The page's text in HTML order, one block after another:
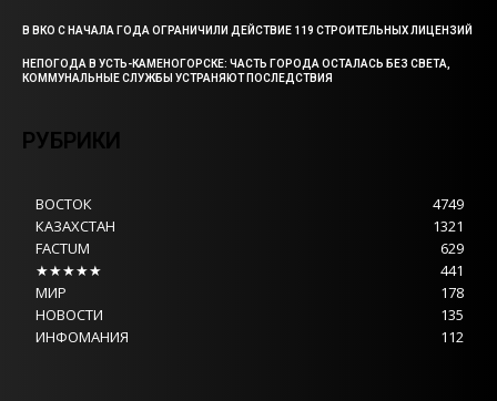
В ВКО С НАЧАЛА ГОДА ОГРАНИЧИЛИ ДЕЙСТВИЕ 119 СТРОИТЕЛЬНЫХ ЛИЦЕНЗИЙ
НЕПОГОДА В УСТЬ-КАМЕНОГОРСКЕ: ЧАСТЬ ГОРОДА ОСТАЛАСЬ БЕЗ СВЕТА,
КОММУНАЛЬНЫЕ СЛУЖБЫ УСТРАНЯЮТ ПОСЛЕДСТВИЯ
РУБРИКИ
ВОСТОК
4749
КАЗАХСТАН
1321
FACTUM
629
★★★★★
441
МИР
178
НОВОСТИ
135
ИНФОМАНИЯ
112